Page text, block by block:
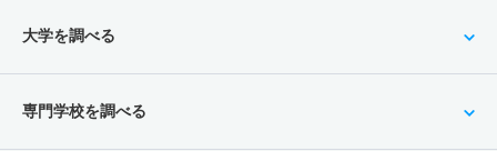
大学を調べる
専門学校を調べる